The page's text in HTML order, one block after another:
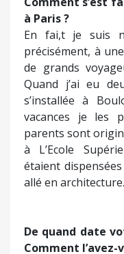
Comment l’avez-
J’avais 11 – 12
que j’admirais
Buffet. Le
temps. On
questions. Je me
copié « La jeune
en faire cadeau à
Quelles sont les
parcours artistique
d’importantes